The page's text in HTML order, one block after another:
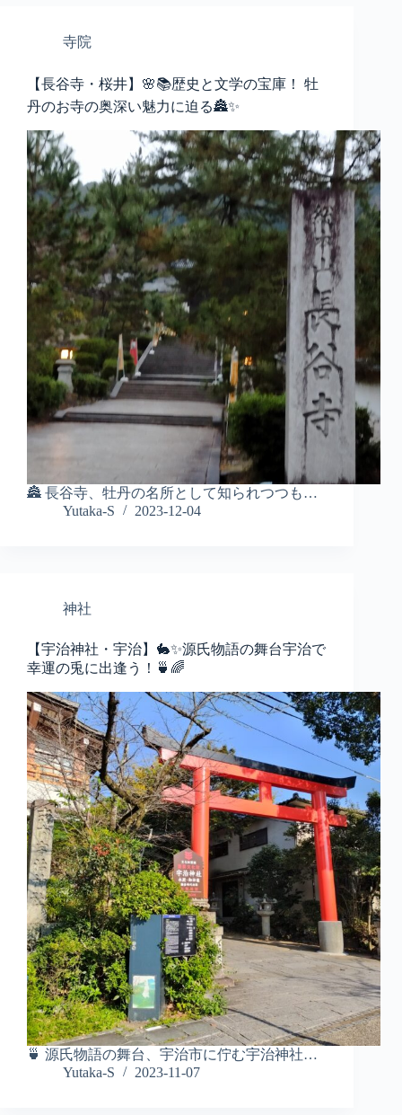
寺院
【長谷寺・桜井】🌸📚歴史と文学の宝庫！ 牡
丹のお寺の奥深い魅力に迫る🏯✨
🏯 長谷寺、牡丹の名所として知られつつも…
Yutaka-S
2023-12-04
神社
【宇治神社・宇治】🐇✨源氏物語の舞台宇治で
幸運の兎に出逢う！🍵🌈
🍵 源氏物語の舞台、宇治市に佇む宇治神社…
Yutaka-S
2023-11-07